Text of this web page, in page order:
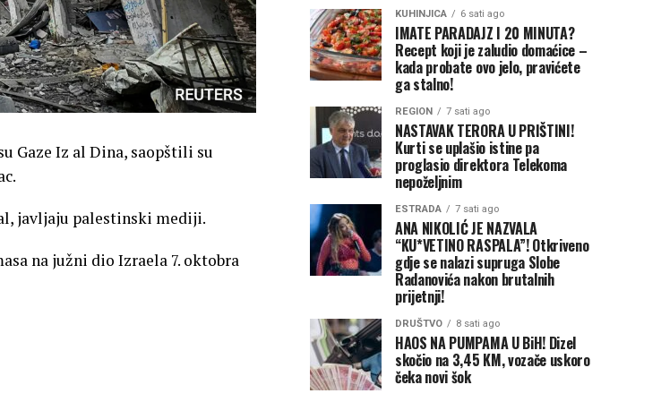
Gaze Iz al Dina, saopštili su
javljaju palestinski mediji.
na južni dio Izraela 7. oktobra
KUHINJICA 6 sati ago
IMATE PARADAJZ I 20 MINUTA?
Recept koji je zaludio domaćice –
kada probate ovo jelo, pravićete
ga stalno!
REGION 7 sati ago
NASTAVAK TERORA U PRIŠTINI!
Kurti se uplašio istine pa
proglasio direktora Telekoma
nepoželjnim
ESTRADA 7 sati ago
ANA NIKOLIĆ JE NAZVALA
“KU*VETINO RASPALA”! Otkriveno
gdje se nalazi supruga Slobe
Radanovića nakon brutalnih
prijetnji!
DRUŠTVO 8 sati ago
HAOS NA PUMPAMA U BiH! Dizel
skočio na 3,45 KM, vozače uskoro
čeka novi šok